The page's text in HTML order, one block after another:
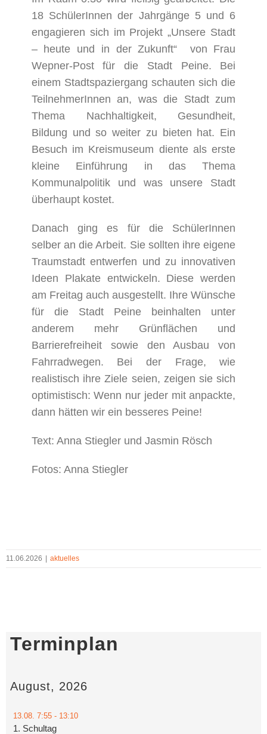
18 SchülerInnen der Jahrgänge 5 und 6
engagieren sich im Projekt „Unsere Stadt
– heute und in der Zukunft“ von Frau
Wepner-Post für die Stadt Peine. Bei
einem Stadtspaziergang schauten sich die
TeilnehmerInnen an, was die Stadt zum
Thema Nachhaltigkeit, Gesundheit,
Bildung und so weiter zu bieten hat. Ein
Besuch im Kreismuseum diente als erste
kleine Einführung in das Thema
Kommunalpolitik und was unsere Stadt
überhaupt kostet.
Danach ging es für die SchülerInnen
selber an die Arbeit. Sie sollten ihre eigene
Traumstadt entwerfen und zu innovativen
Ideen Plakate entwickeln. Diese werden
am Freitag auch ausgestellt. Ihre Wünsche
für die Stadt Peine beinhalten unter
anderem mehr Grünflächen und
Barrierefreiheit sowie den Ausbau von
Fahrradwegen. Bei der Frage, wie
realistisch ihre Ziele seien, zeigen sie sich
optimistisch: Wenn nur jeder mit anpackte,
dann hätten wir ein besseres Peine!
Text: Anna Stiegler und Jasmin Rösch
Fotos: Anna Stiegler
11.06.2026 | aktuelles
Terminplan
August, 2026
13.08. 7:55 - 13:10
1. Schultag